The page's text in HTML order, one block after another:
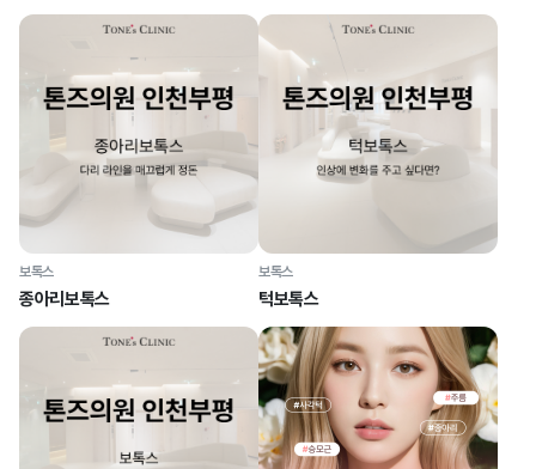
보톡스
종아리보톡스
보톡스
턱보톡스